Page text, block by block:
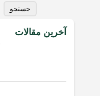
آخرین مقالات